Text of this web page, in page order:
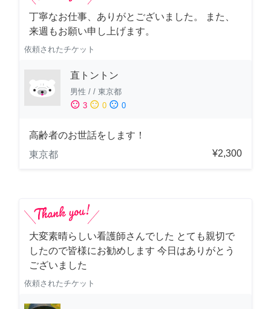
丁寧なお仕事、ありがとございました。 また、
来週もお願い申し上げます。
依頼されたチケット
直トントン
男性 / / 東京都
sentiment_satisfied 3 sentiment_neutral 0 sentiment_dissatisfied 0
高齢者のお世話をします！
東京都
¥2,300
大変素晴らしい看護師さんでした とても親切で
したので皆様にお勧めします 今日はありがとう
ございました
依頼されたチケット